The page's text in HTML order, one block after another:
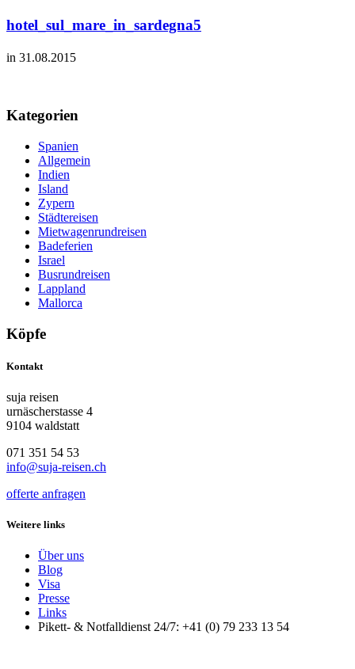
hotel_sul_mare_in_sardegna5
in 31.08.2015
Kategorien
Spanien
Allgemein
Indien
Island
Zypern
Städtereisen
Mietwagenrundreisen
Badeferien
Israel
Busrundreisen
Lappland
Mallorca
Köpfe
Kontakt
suja reisen
urnäscherstasse 4
9104 waldstatt
071 351 54 53
info@suja-reisen.ch
offerte anfragen
Weitere links
Über uns
Blog
Visa
Presse
Links
Pikett- & Notfalldienst 24/7: +41 (0) 79 233 13 54